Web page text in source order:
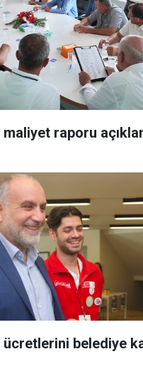
maliyet raporu
belediye